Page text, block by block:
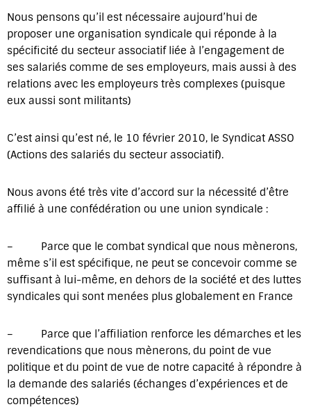
Nous pensons qu’il est nécessaire aujourd’hui de
proposer une organisation syndicale qui réponde à la
spécificité du secteur associatif liée à l’engagement de
ses salariés comme de ses employeurs, mais aussi à des
relations avec les employeurs très complexes (puisque
eux aussi sont militants)
C’est ainsi qu’est né, le 10 février 2010, le Syndicat ASSO
(Actions des salariés du secteur associatif).
Nous avons été très vite d’accord sur la nécessité d’être
affilié à une confédération ou une union syndicale :
– Parce que le combat syndical que nous mènerons,
même s’il est spécifique, ne peut se concevoir comme se
suffisant à lui-même, en dehors de la société et des luttes
syndicales qui sont menées plus globalement en France
– Parce que l’affiliation renforce les démarches et les
revendications que nous mènerons, du point de vue
politique et du point de vue de notre capacité à répondre à
la demande des salariés (échanges d’expériences et de
compétences)